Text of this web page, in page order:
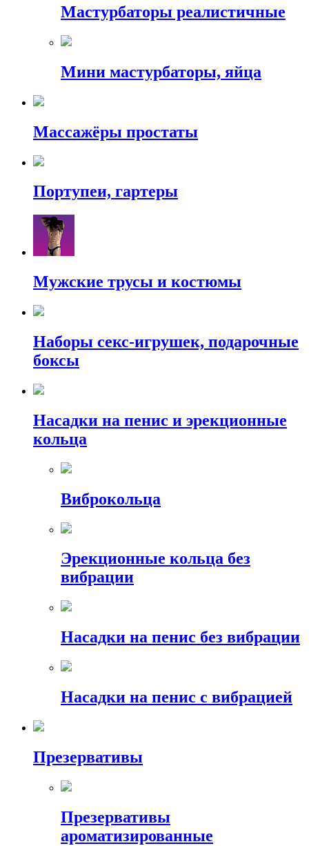
Мастурбаторы реалистичные
Мини мастурбаторы, яйца
Массажёры простаты
Портупеи, гартеры
Мужские трусы и костюмы
Наборы секс-игрушек, подарочные
боксы
Насадки на пенис и эрекционные
кольца
Виброкольца
Эрекционные кольца без
вибрации
Насадки на пенис без вибрации
Насадки на пенис с вибрацией
Презервативы
Презервативы
ароматизированные